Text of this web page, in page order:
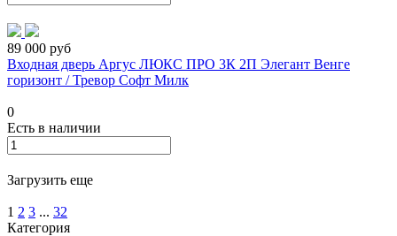
89 000 руб
Входная дверь Аргус ЛЮКС ПРО 3К 2П Элегант Венге
горизонт / Тревор Софт Милк
0
Есть в наличии
Загрузить еще
1 2 3 ... 32
Категория